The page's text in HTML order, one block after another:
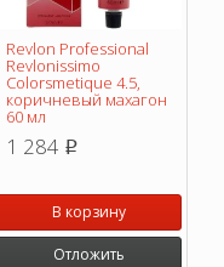
Revlon Professional
Revlonissimo
Colorsmetique 4.5,
коричневый махагон
60 мл
1 284 p
В корзину
Отложить